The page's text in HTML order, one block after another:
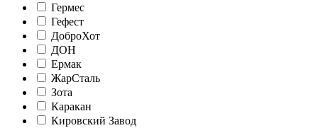
Гермес
Гефест
ДоброХот
ДОН
Ермак
ЖарСталь
Зота
Каракан
Кировский Завод